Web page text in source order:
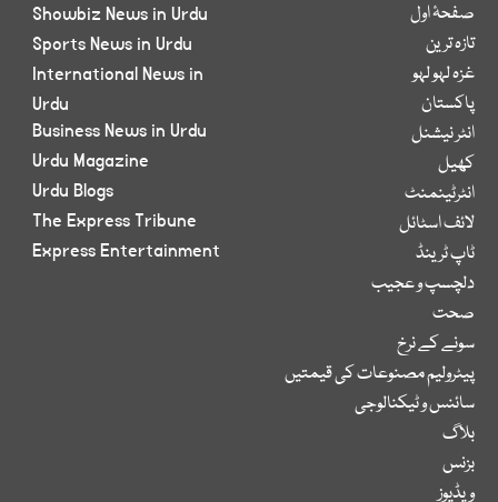
صفحۂ اول
تازہ ترین
غزہ لہو لہو
پاکستان
انٹر نیشنل
کھیل
انٹرٹینمنٹ
لائف اسٹائل
ٹاپ ٹرینڈ
دلچسپ و عجیب
صحت
سونے کے نرخ
پیٹرولیم مصنوعات کی قیمتیں
سائنس و ٹیکنالوجی
بلاگ
بزنس
ویڈیوز
Showbiz News in Urdu
Sports News in Urdu
International News in
Urdu
Business News in Urdu
Urdu Magazine
Urdu Blogs
The Express Tribune
Express Entertainment